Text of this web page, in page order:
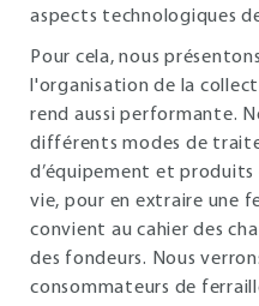
aspects technologiques
Pour cela, nous
l'organisation de la
rend aussi performante.
différents modes de
d’équipement et
vie, pour en extraire une
convient au cahier des
des fondeurs. Nous
consommateurs de